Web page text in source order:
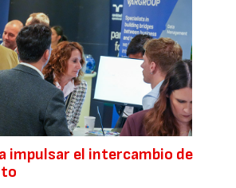
impulsar el intercambio de